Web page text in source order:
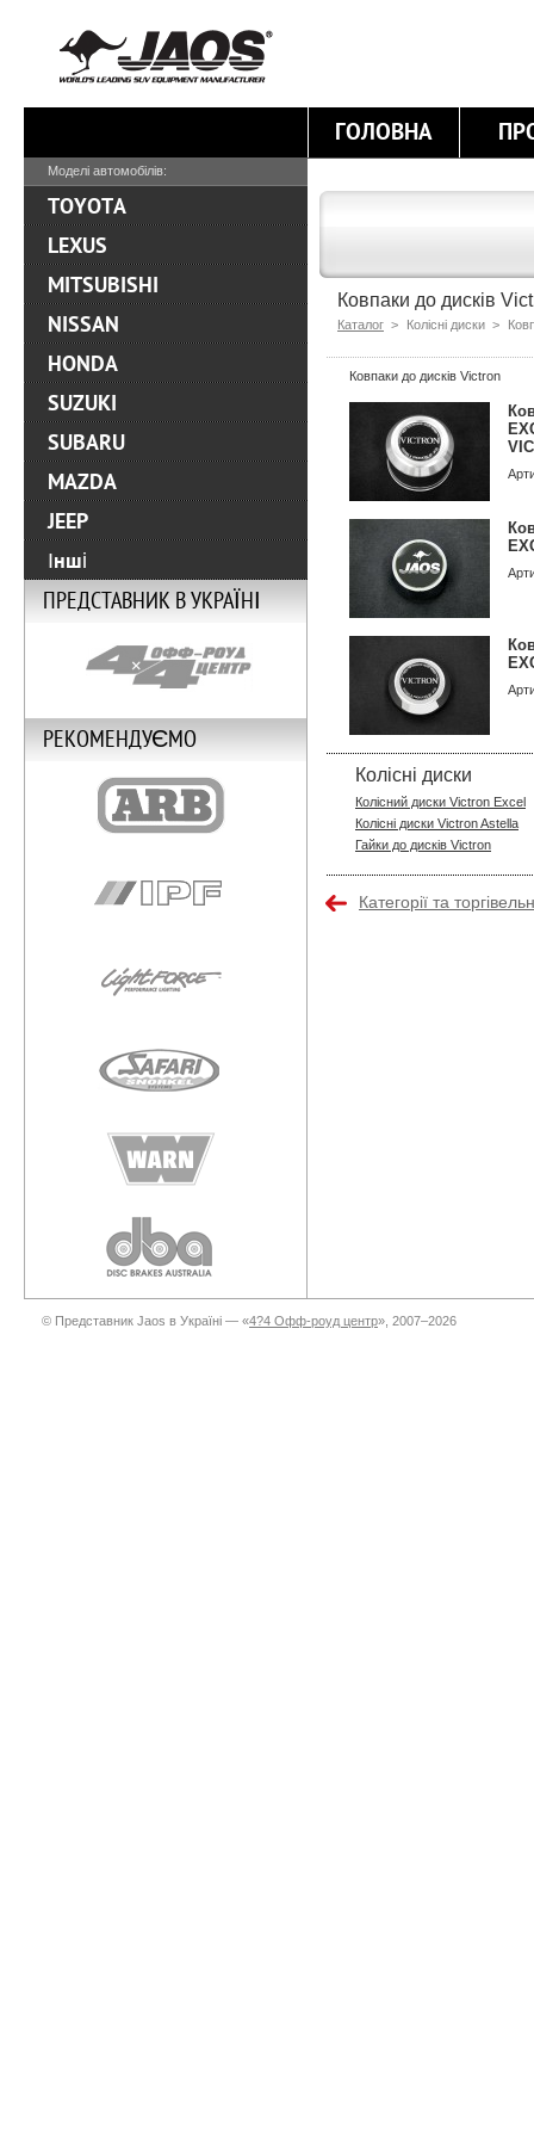
ГОЛОВНА
Ковпаки до дисків
Каталог > Колісні диски >
Ковпаки до дисків Victron
Колісні диски
Колісний диски Victron Excel
Колісні диски Victron Astella
Гайки до дисків Victron
Категорії та
Моделі автомобілів:
TOYOTA
LEXUS
MITSUBISHI
NISSAN
HONDA
SUZUKI
SUBARU
MAZDA
JEEP
Інші
ПРЕДСТАВНИК В УКРАЇНІ
РЕКОМЕНДУЄМО
© Представник Jaos в Україні — «4?4 Офф-роуд центр», 2007–2026